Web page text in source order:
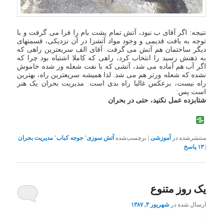
نتیجه: اگر آقای ب نبود، آتش تمام پشت بام را فرا می گرفت و با
توجه به بافت قدیمی و وجود مواد آتشزا در آن نزدیکی، قسمتهای
دیگر ساختمان هم آتش می گرفت. آقای الف سریعترین راهی که
به ذهنش رسید را انتخاب کرد، راهی که کاملا اشتباه بود چرا که
اگر آب هم آماده می شد، آتشی که با نفت شعله ور شده خاموش
نشده که شعله ورتر هم می شد. لذا همیشه سریعترین راه، بهترین
راه نیست، برعکس غالبا راه بدی است. مدیریت بحران یک هنر
است پس:
شتابزده عمل نکنید، حتی در بحران
منتشرشده در آموزشی |برچسب‌شده آتش سوزی٬ جوجه کباب٬ مدیریت بحران
|۱۳ پاسخ
یک روز متنوع
ارسال شده درشهریور ۳, ۱۳۸۷